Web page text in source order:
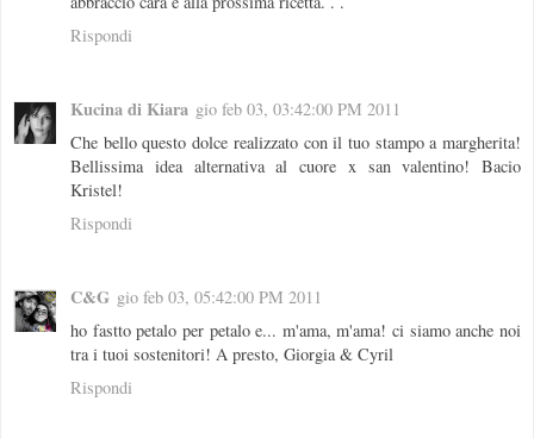
Rispondi
Kucina di Kiara gio feb 03, 03:42:00 PM 2011
Che bello questo dolce realizzato con il tuo stampo a margherita!
Bellissima idea alternativa al cuore x san valentino! Bacio
Kristel!
Rispondi
C&G gio feb 03, 05:42:00 PM 2011
ho fastto petalo per petalo e... m'ama, m'ama! ci siamo anche noi
tra i tuoi sostenitori! A presto, Giorgia & Cyril
Rispondi